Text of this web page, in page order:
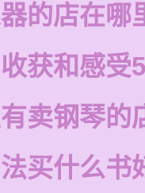
的店在哪
获和感受
卖钢琴的
买什么书